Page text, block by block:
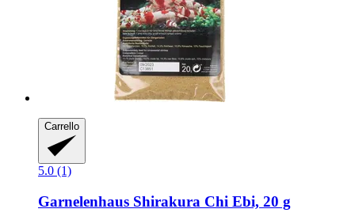
Carrello
5.0 (1)
Garnelenhaus Shirakura Chi Ebi, 20 g